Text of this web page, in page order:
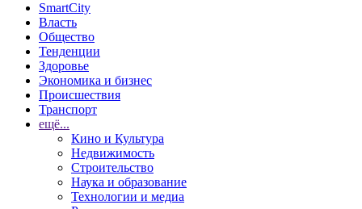
SmartCity
Власть
Общество
Тенденции
Здоровье
Экономика и бизнес
Происшествия
Транспорт
ещё...
Кино и Культура
Недвижимость
Строительство
Наука и образование
Технологии и медиа